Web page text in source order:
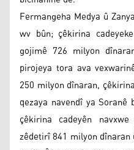
Fermangeha Medya û
wv bûn; çêkirina
gojimê 726 milyon
pirojeya tora ava
250 milyon dînaran,
qezaya navendî ya
çêkirina cadeyên
zêdetirî 841 milyon